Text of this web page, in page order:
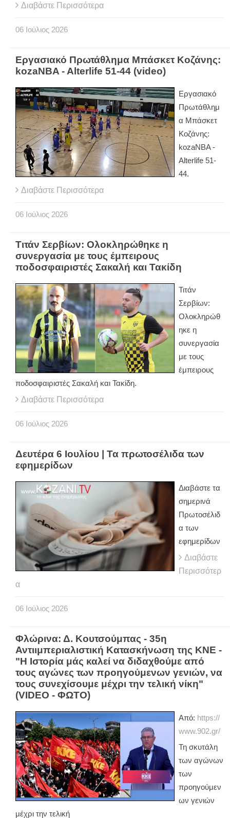
Διαβάστε Περισσότερα
06 Ιούλιος 2026
Εργασιακό Πρωτάθλημα Μπάσκετ Κοζάνης:
kozaNBA - Alterlife 51-44 (video)
Εργασιακό
Πρωτάθλημ
α Μπάσκετ
Κοζάνης:
kozaNBA -
Alterlife 51-
44.
Διαβάστε Περισσότερα
06 Ιούλιος 2026
Τιτάν Σερβίων: Ολοκληρώθηκε η
συνεργασία με τους έμπειρους
ποδοσφαιριστές Σακαλή και Τακίδη
Τιτάν
Σερβίων:
Ολοκληρώθ
ηκε η
συνεργασία
με τους
έμπειρους
ποδοσφαιριστές Σακαλή και Τακίδη.
Διαβάστε Περισσότερα
06 Ιούλιος 2026
Δευτέρα 6 Ιουλίου | Τα πρωτοσέλιδα των
εφημερίδων
Διαβάστε τα
σημερινά
Πρωτοσέλιδ
α των
εφημερίδων
Διαβάστε
Περισσότερ
α
06 Ιούλιος 2026
Φλώρινα: Δ. Κουτσούμπας - 35η
Αντιιμπεριαλιστική Κατασκήνωση της ΚΝΕ -
"Η Ιστορία μάς καλεί να διδαχθούμε από
τους αγώνες των προηγούμενων γενιών, να
τους συνεχίσουμε μέχρι την τελική νίκη"
(VIDEO - ΦΩΤΟ)
Από: https://
www.902.gr/
Τη σκυτάλη
των αγώνων
των
προηγούμεν
ων γενιών
μέχρι την τελική